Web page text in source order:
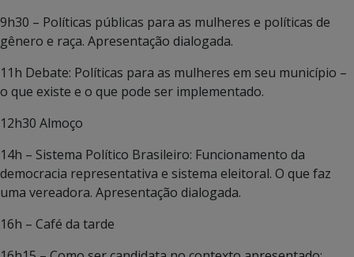
9h30 – Políticas públicas para as mulheres e políticas de
gênero e raça. Apresentação dialogada.
11h Debate: Políticas para as mulheres em seu município –
o que existe e o que pode ser implementado.
12h30 Almoço
14h – Sistema Político Brasileiro: Funcionamento da
democracia representativa e sistema eleitoral. O que faz
uma vereadora. Apresentação dialogada.
16h – Café da tarde